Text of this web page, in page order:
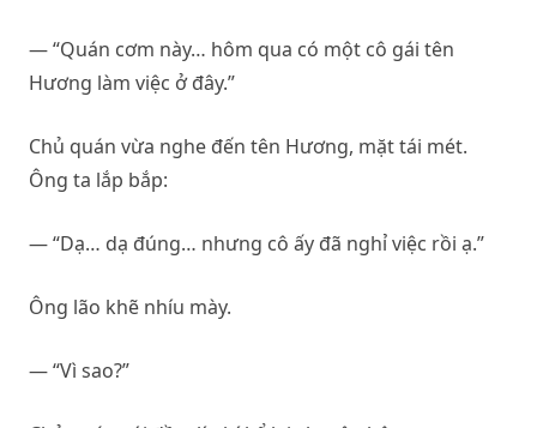
— “Quán cơm này… hôm qua có một cô gái tên
Hương làm việc ở đây.”
Chủ quán vừa nghe đến tên Hương, mặt tái mét.
Ông ta lắp bắp:
— “Dạ… dạ đúng… nhưng cô ấy đã nghỉ việc rồi ạ.”
Ông lão khẽ nhíu mày.
— “Vì sao?”